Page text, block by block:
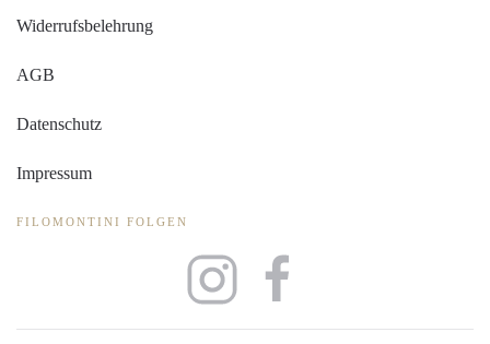
Widerrufsbelehrung
AGB
Datenschutz
Impressum
FILOMONTINI FOLGEN